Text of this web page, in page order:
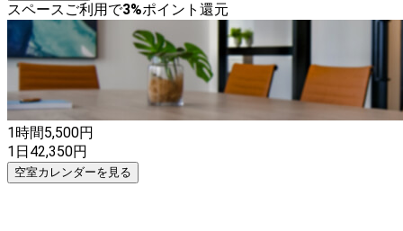
スペースご利用で3%ポイント還元
1時間5,500円
1日42,350円
空室カレンダーを見る